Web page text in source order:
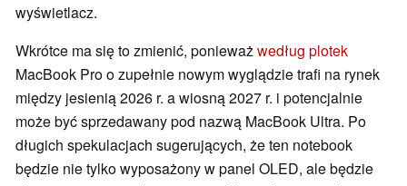
wyświetlacz.
Wkrótce ma się to zmienić, ponieważwedług plotek
MacBook Pro o zupełnie nowym wyglądzie trafi na rynek
między jesienią 2026 r. a wiosną 2027 r. i potencjalnie
może być sprzedawany pod nazwą MacBook Ultra. Po
długich spekulacjach sugerujących, że ten notebook
będzie nie tylko wyposażony w panel OLED, ale będzie